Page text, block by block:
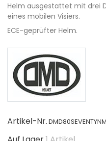
Helm ausgestattet mit drei
eines mobilen Visiers.
ECE-geprüfter Helm.
Artikel-Nr.